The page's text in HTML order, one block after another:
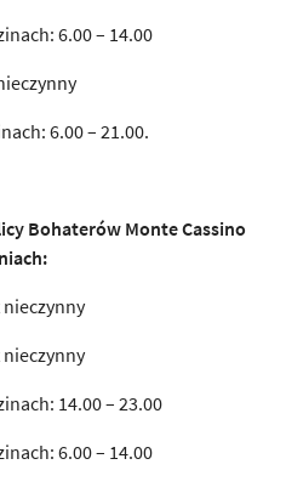
6.00 – 14.00
6.00 – 21.00.
Bohaterów Monte Cassino
niach:
14.00 – 23.00
6.00 – 14.00